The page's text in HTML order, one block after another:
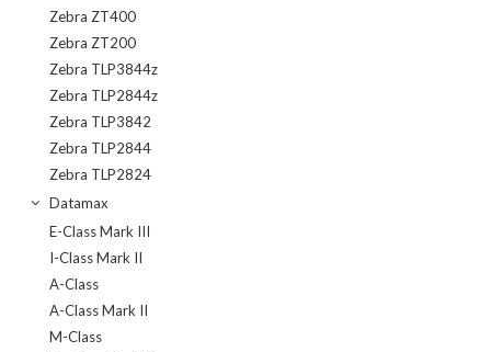
Zebra ZT400
Zebra ZT200
Zebra TLP3844z
Zebra TLP2844z
Zebra TLP3842
Zebra TLP2844
Zebra TLP2824
Datamax
E-Class Mark III
I-Class Mark II
A-Class
A-Class Mark II
M-Class